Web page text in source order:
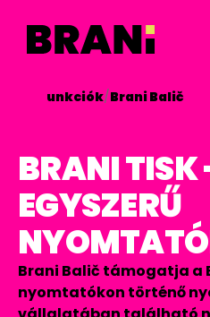
Funkciók/Brani Balič
BRANI TISK
EGYSZERŰ
Brani Balič támogatja a
nyomtatókon történő